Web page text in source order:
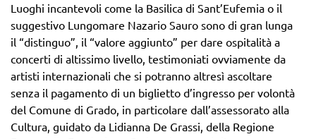
Luoghi incantevoli come la Basilica di Sant’Eufemia o il
suggestivo Lungomare Nazario Sauro sono di gran lunga
il “distinguo”, il “valore aggiunto” per dare ospitalità a
concerti di altissimo livello, testimoniati ovviamente da
artisti internazionali che si potranno altresì ascoltare
senza il pagamento di un biglietto d’ingresso per volontà
del Comune di Grado, in particolare dall’assessorato alla
Cultura, guidato da Lidianna De Grassi, della Regione